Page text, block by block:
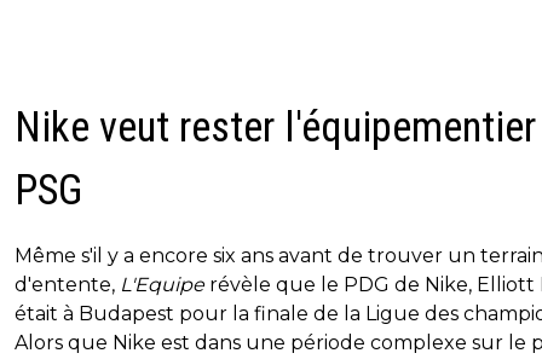
Nike veut rester
PSG
Même s'il y a encore six ans avant de trouver un
d'entente, L'Equipe révèle que le PDG de Nike, Elliott
était à Budapest pour la finale de la Ligue des
Alors que Nike est dans une période complexe sur le